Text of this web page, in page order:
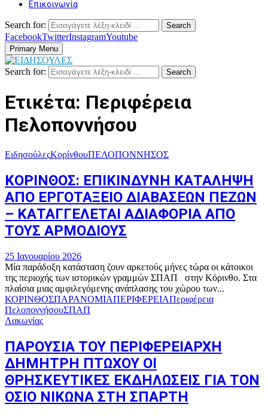
Επικοινωνία
Search for: Search
FacebookTwitterInstagramYoutube
Primary Menu
Search for: Search
Ετικέτα: Περιφέρεια
Πελοποννήσου
ΕιδησούλεςΚορίνθουΠΕΛΟΠΟΝΝΗΣΟΣ
ΚΟΡΙΝΘΟΣ: ΕΠΙΚΙΝΔΥΝΗ ΚΑΤΑΛΗΨΗ
ΑΠΟ ΕΡΓΟΤΑΞΕΙΟ ΔΙΑΒΑΣΕΩΝ ΠΕΖΩΝ
– ΚΑΤΑΓΓΕΛΕΤΑΙ ΑΔΙΑΦΟΡΙΑ ΑΠΟ
ΤΟΥΣ ΑΡΜΟΔΙΟΥΣ
25 Ιανουαρίου 2026
Μία παράδοξη κατάσταση ζουν αρκετούς μήνες τώρα οι κάτοικοι
της περιοχής των ιστορικών γραμμών ΣΠΑΠ στην Κόρινθο. Στα
πλαίσια μιας αμφιλεγόμενης ανάπλασης του χώρου των...
ΚΟΡΙΝΘΟΣΠΑΡΑΝΟΜΙΑΠΕΡΙΦΕΡΕΙΑΠεριφέρεια
ΠελοποννήσουΣΠΑΠ
Λακωνίας
ΠΑΡΟΥΣΙΑ ΤΟΥ ΠΕΡΙΦΕΡΕΙΑΡΧΗ
ΔΗΜΗΤΡΗ ΠΤΩΧΟΥ ΟΙ
ΘΡΗΣΚΕΥΤΙΚΕΣ ΕΚΔΗΛΩΣΕΙΣ ΓΙΑ ΤΟΝ
ΟΣΙΟ ΝΙΚΩΝΑ ΣΤΗ ΣΠΑΡΤΗ